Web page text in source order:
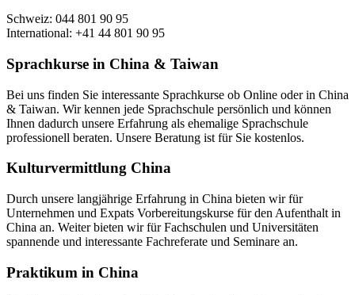
Schweiz: 044 801 90 95
International: +41 44 801 90 95
Sprachkurse in China & Taiwan
Bei uns finden Sie interessante Sprachkurse ob Online oder in China
& Taiwan. Wir kennen jede Sprachschule persönlich und können
Ihnen dadurch unsere Erfahrung als ehemalige Sprachschule
professionell beraten. Unsere Beratung ist für Sie kostenlos.
Kulturvermittlung China
Durch unsere langjährige Erfahrung in China bieten wir für
Unternehmen und Expats Vorbereitungskurse für den Aufenthalt in
China an. Weiter bieten wir für Fachschulen und Universitäten
spannende und interessante Fachreferate und Seminare an.
Praktikum in China